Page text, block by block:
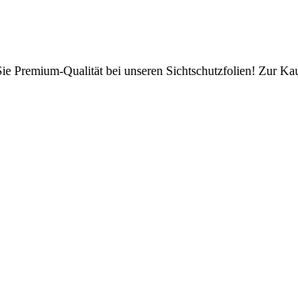
Premium-Qualität bei unseren Sichtschutzfolien! Zur